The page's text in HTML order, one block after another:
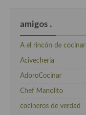
amigos .
A el rincón de cocinar
Acivecheria
AdoroCocinar
Chef Manolito
cocineros de verdad